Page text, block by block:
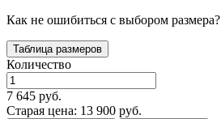
Как не ошибиться с выбором размера?
Таблица размеров
Количество
7 645 руб.
Старая цена: 13 900 руб.